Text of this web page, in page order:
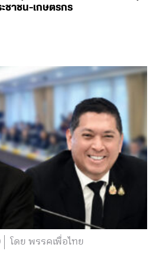
ชาชน-เกษตรกร
โดย พรรคเพื่อไทย